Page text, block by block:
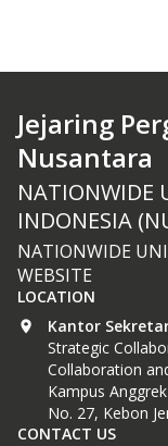
Jejaring
Nusantara
NATIONWIDE
INDONESIA
NATIONWIDE
WEBSITE
LOCATION
Kantor
Strategic
Collaboration
Kampus
No. 27, Kebon
CONTACT US